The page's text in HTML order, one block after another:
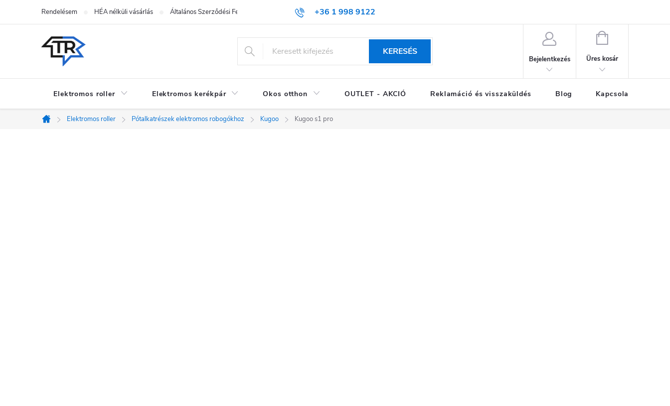
tartalomhoz
+36 1 998 9122
Rendelésem HÉA nélküli vásárlás Általános Szerződési Feltételek (ÁSZF)
KERESÉS
Bejelentkezés
KOSÁR
Üres kosár
Elektromos roller Elektromos kerékpár Okos otthon OUTLET - AKCIÓ Reklamáció és visszaküldés Blog Kapcsolat
Kezdőlap
Elektromos roller Pótalkatrészek elektromos robogókhoz Kugoo Kugoo s1 pro